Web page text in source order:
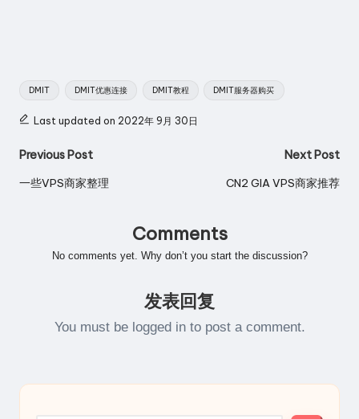
Tags:
DMIT DMIT优惠连接 DMIT教程 DMIT服务器购买
Last updated on 2022年 9月 30日
Post
navigation
Previous Post
一些VPS商家整理
Next Post
CN2 GIA VPS商家推荐
Comments
No comments yet. Why don’t you start the discussion?
发表回复
You must be logged into post a comment.
搜索